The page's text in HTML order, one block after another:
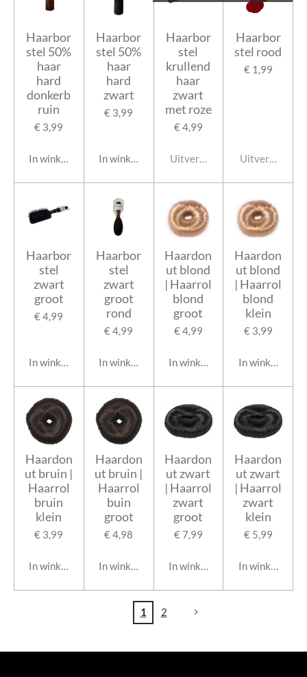
Haarbor
stel 50%
haar
hard
donkerb
ruin
€ 3,99
In winkelwagen
Haarbor
stel 50%
haar
hard
zwart
€ 3,99
In winkelwagen
Haarbor
stel
krullend
haar
zwart
met roze
€ 4,99
Uitverkocht
Haarbor
stel rood
€ 1,99
Uitverkocht
Haarbor
stel
zwart
groot
€ 4,99
In winkelwagen
Haarbor
stel
zwart
groot
rond
€ 4,99
In winkelwagen
Haardon
ut blond
| Haarrol
blond
groot
€ 4,99
In winkelwagen
Haardon
ut blond
| Haarrol
blond
klein
€ 3,99
In
Haardon
ut bruin |
Haarrol
bruin
klein
€ 3,99
In winkelwagen
Haardon
ut bruin |
Haarrol
buin
groot
€ 4,98
In winkelwagen
Haardon
ut zwart
| Haarrol
zwart
groot
€ 7,99
In winkelwagen
Haardon
ut zwart
| Haarrol
zwart
klein
€ 5,99
In
1 2